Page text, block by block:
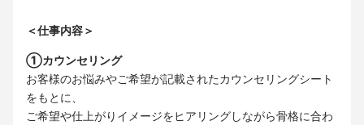
＜仕事内容＞
①カウンセリング
お客様のお悩みやご希望が記載されたカウンセリングシート
をもとに、
ご希望や仕上がりイメージをヒアリングしながら骨格に合わ